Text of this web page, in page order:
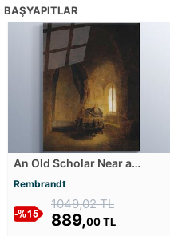
BAŞYAPITLAR
An Old Scholar Near a
Cam Tablosu
Rembrandt
1049,02 TL
889,00 TL